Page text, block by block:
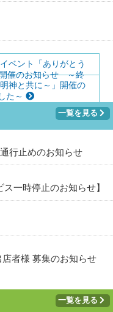
ベント「ありがとう
催のお知らせ ～終
神と共に～」開催の
た～
一覧を見る
行止めのお知らせ
一時停止のお知らせ】
者様 募集のお知らせ
一覧を見る